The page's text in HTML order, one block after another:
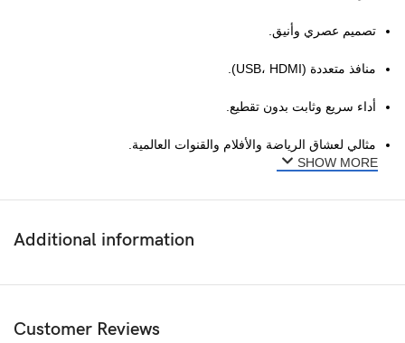
تصميم عصري وأنيق.
منافذ متعددة (USB، HDMI).
أداء سريع وثابت بدون تقطيع.
مثالي لعشاق الرياضة والأفلام والقنوات العالمية.
SHOW MORE
Additional information
Customer Reviews